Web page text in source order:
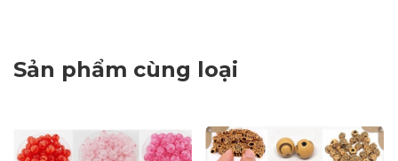
Sản phẩm cùng loại